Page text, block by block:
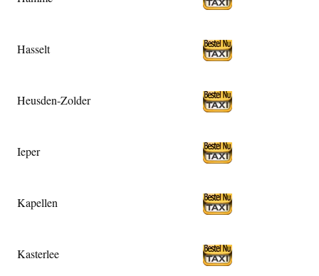
Hasselt
Heusden-Zolder
Ieper
Kapellen
Kasterlee